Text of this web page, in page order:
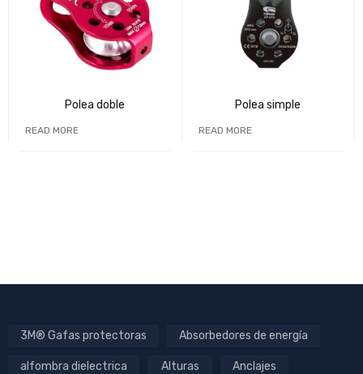
Polea doble
READ MORE
Polea simple
READ MORE
3M® Gafas protectoras Absorbedores de energía
alfombra dielectrica Alturas Anclajes